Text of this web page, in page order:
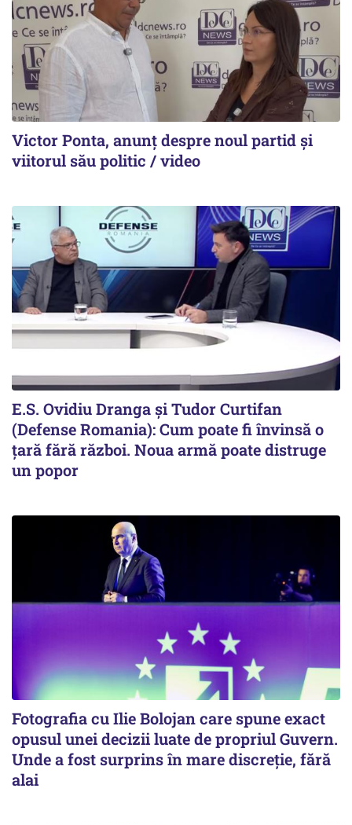
Victor Ponta, anunț despre noul partid și
viitorul său politic / video
E.S. Ovidiu Dranga și Tudor Curtifan
(Defense Romania): Cum poate fi învinsă o
țară fără război. Noua armă poate distruge
un popor
Fotografia cu Ilie Bolojan care spune exact
opusul unei decizii luate de propriul Guvern.
Unde a fost surprins în mare discreție, fără
alai